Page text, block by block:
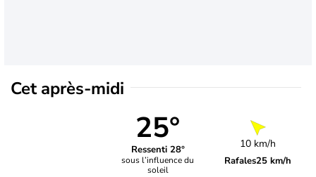
Cet après-midi
25°
Ressenti 28°
sous l’influence du
soleil
10 km/h
Rafales25 km/h